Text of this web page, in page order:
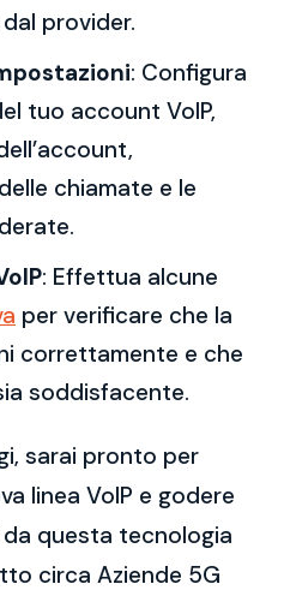
provider.
: Configura
tuo account VoIP,
chiamate e le
: Effettua alcune
per verificare che la
correttamente e che
soddisfacente.
sarai pronto per
linea VoIP e godere
questa tecnologia
circa Aziende 5G